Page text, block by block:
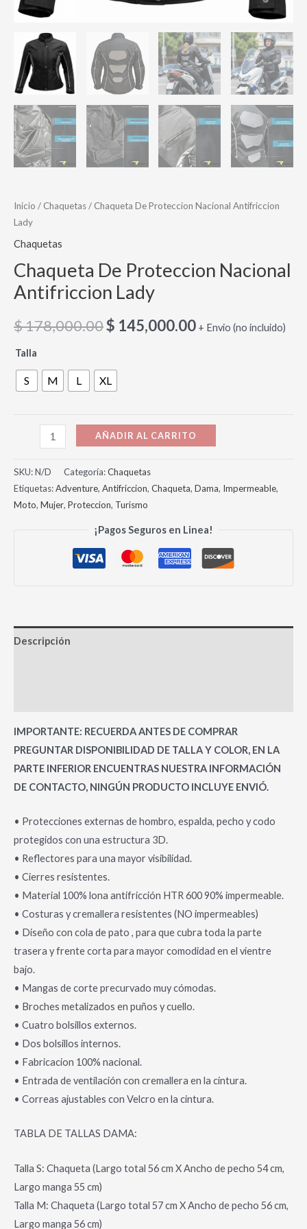
Inicio / Chaquetas/ Chaqueta De Proteccion Nacional Antifriccion
Lady
Chaquetas
Chaqueta De Proteccion Nacional
Antifriccion Lady
$178,000.00$ 145,000.00 + Envio (no incluido)
Talla
S M L XL
AÑADIR AL CARRITO
SKU:N/D Categoría:Chaquetas
Etiquetas:Adventure, Antifriccion, Chaqueta, Dama, Impermeable,
Moto, Mujer, Proteccion, Turismo
¡Pagos Seguros en Linea!
Descripción
IMPORTANTE: RECUERDA ANTES DE COMPRAR
PREGUNTAR DISPONIBILIDAD DE TALLA Y COLOR, EN LA
PARTE INFERIOR ENCUENTRAS NUESTRA INFORMACIÓN
DE CONTACTO, NINGÚN PRODUCTO INCLUYE ENVIÓ.
• Protecciones externas de hombro, espalda, pecho y codo
protegidos con una estructura 3D.
• Reflectores para una mayor visibilidad.
• Cierres resistentes.
• Material 100% lona antifricción HTR 600 90% impermeable.
• Costuras y cremallera resistentes (NO impermeables)
• Diseño con cola de pato , para que cubra toda la parte
trasera y frente corta para mayor comodidad en el vientre
bajo.
• Mangas de corte precurvado muy cómodas.
• Broches metalizados en puños y cuello.
• Cuatro bolsillos externos.
• Dos bolsillos internos.
• Fabricacion 100% nacional.
• Entrada de ventilación con cremallera en la cintura.
• Correas ajustables con Velcro en la cintura.
TABLA DE TALLAS DAMA:
Talla S: Chaqueta (Largo total 56 cm X Ancho de pecho 54 cm,
Largo manga 55 cm)
Talla M: Chaqueta (Largo total 57 cm X Ancho de pecho 56 cm,
Largo manga 56 cm)